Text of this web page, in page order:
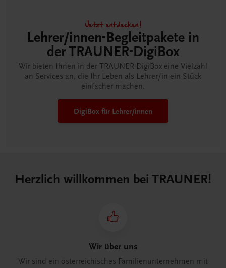
Jetzt entdecken!
Lehrer/innen-Begleitpakete in
der TRAUNER-DigiBox
Wir bieten Ihnen in der TRAUNER-DigiBox eine Vielzahl
an Services an, die Ihr Leben als Lehrer/in ein Stück
einfacher machen.
DigiBox für Lehrer/innen
Herzlich willkommen bei TRAUNER!
Wir über uns
Wir sind ein österreichisches Familienunternehmen mit